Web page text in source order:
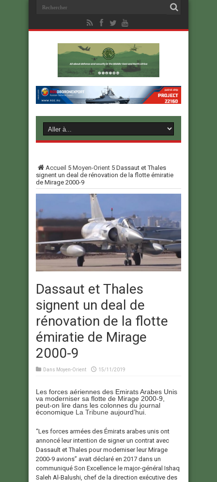
Accueil 5 Moyen-Orient 5 Dassaut et Thales
signent un deal de rénovation de la flotte émiratie
de Mirage 2000-9
Dassaut et Thales
signent un deal de
rénovation de la flotte
émiratie de Mirage
2000-9
Dans Moyen-Orient 15/11/2019
Les forces aériennes des Emirats Arabes Unis
va moderniser sa flotte de Mirage 2000-9,
peut-on lire dans les colonnes du journal
économique La Tribune aujourd’hui.
“Les forces armées des Émirats arabes unis ont
annoncé leur intention de signer un contrat avec
Dassault et Thales pour moderniser leur Mirage
2000-9 avions” avait déclaré en 2017 dans un
communiqué Son Excellence le major-général Ishaq
Saleh Al-Balushi, chef de la direction exécutive des